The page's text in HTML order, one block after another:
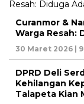
Curanmor &
Warga Resah:
30 Maret 2026 |
DPRD Deli
Kehilangan
Talapeta Kian